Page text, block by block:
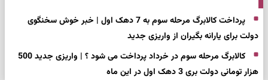
پرداخت کالابرگ مرحله سوم به 7 دهک اول | خبر خوش سخنگوی
دولت برای یارانه بگیران از واریزی جدید
کالابرگ مرحله سوم در خرداد پرداخت می شود ؟ | واریزی جدید 500
هزار تومانی دولت بری 3 دهک اول در این ماه